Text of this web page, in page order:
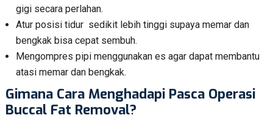
gigi secara perlahan.
Atur posisi tidur sedikit lebih tinggi supaya memar dan
bengkak bisa cepat sembuh.
Mengompres pipi menggunakan es agar dapat membantu
atasi memar dan bengkak.
Gimana Cara Menghadapi Pasca Operasi
Buccal Fat Removal?